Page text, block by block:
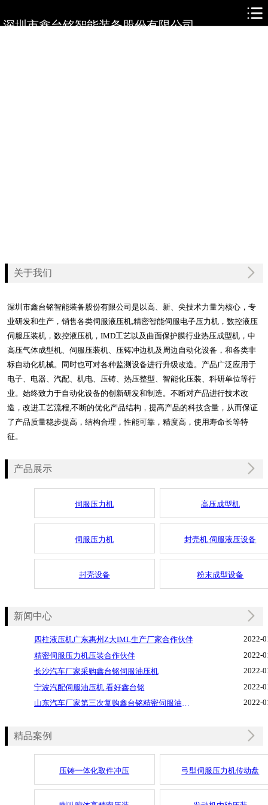
深圳市鑫台铭智能装备股份有限公司
网站首页
关于我们
深圳市鑫台铭智能装备股份有限公司是以高、新、尖技术力量为核心，专
业研发和生产，销售各类伺服液压机,精密智能伺服电子压力机，数控液压
伺服压装机，数控液压机，IMD工艺以及曲面保护膜行业热压成型机，中
高压气体成型机、伺服压装机、压铸冲边机及周边自动化设备，和各类非
标自动化机械。同时也可对各种监测设备进行升级改造。产品广泛应用于
电子、电器、汽配、机电、压铸、热压整型、智能化压装、科研单位等行
业。始终致力于自动化设备的创新研发和制造。不断对产品进行技术改
造，改进工艺流程,不断的优化产品结构，提高产品的科技含量，从而保证
了产品质量稳步提高，结构合理，性能可靠，精度高，使用寿命长等特
征。
产品展示
伺服压力机 高压成型机
伺服压力机 封壳机 伺服液压设备
封壳设备 粉末成型设备
新闻中心
四柱液压机广东惠州Z大IML生产厂家合作伙伴
2022-
精密伺服压力机压装合作伙伴
2022-
长沙汽车厂家采购鑫台铭伺服油压机
2022-
宁波汽配伺服油压机 看好鑫台铭
2022-
2022-
精品案例
压铸一体化取件冲压 弓型伺服压力机传动盘